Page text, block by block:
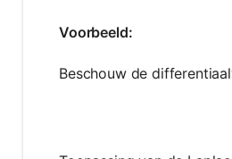
Voorbeeld:
Beschouw de